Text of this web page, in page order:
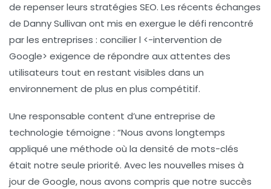
de repenser leurs stratégies SEO. Les récents échanges
de Danny Sullivan ont mis en exergue le défi rencontré
par les entreprises : concilier l <-intervention de
Google> exigence de répondre aux attentes des
utilisateurs tout en restant visibles dans un
environnement de plus en plus compétitif.
Une responsable content d’une entreprise de
technologie témoigne : “Nous avons longtemps
appliqué une méthode où la densité de mots-clés
était notre seule priorité. Avec les nouvelles mises à
jour de Google, nous avons compris que notre succès